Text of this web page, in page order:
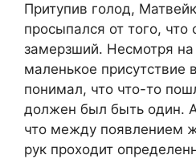
Притупив голод,
просыпался от того,
замерзший. Несмотря
маленькое присутствие
понимал, что что-то
должен был быть один.
что между появлением
рук проходит